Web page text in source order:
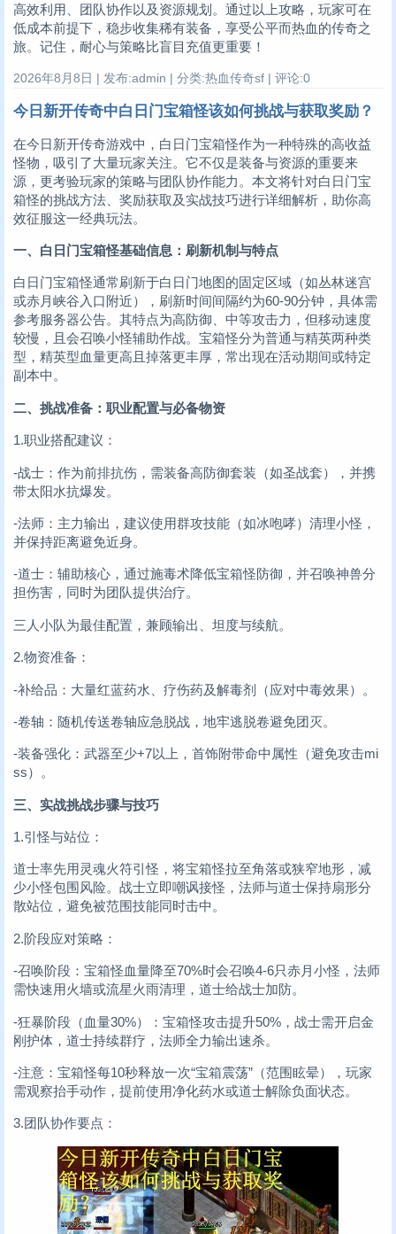
高效利用、团队协作以及资源规划。通过以上攻略，玩家可在
低成本前提下，稳步收集稀有装备，享受公平而热血的传奇之
旅。记住，耐心与策略比盲目充值更重要！
2026年8月8日 | 发布:admin | 分类:热血传奇sf | 评论:0
今日新开传奇中白日门宝箱怪该如何挑战与获取奖励？
在今日新开传奇游戏中，白日门宝箱怪作为一种特殊的高收益
怪物，吸引了大量玩家关注。它不仅是装备与资源的重要来
源，更考验玩家的策略与团队协作能力。本文将针对白日门宝
箱怪的挑战方法、奖励获取及实战技巧进行详细解析，助你高
效征服这一经典玩法。
一、白日门宝箱怪基础信息：刷新机制与特点
白日门宝箱怪通常刷新于白日门地图的固定区域（如丛林迷宫
或赤月峡谷入口附近），刷新时间间隔约为60-90分钟，具体需
参考服务器公告。其特点为高防御、中等攻击力，但移动速度
较慢，且会召唤小怪辅助作战。宝箱怪分为普通与精英两种类
型，精英型血量更高且掉落更丰厚，常出现在活动期间或特定
副本中。
二、挑战准备：职业配置与必备物资
1.职业搭配建议：
-战士：作为前排抗伤，需装备高防御套装（如圣战套），并携
带太阳水抗爆发。
-法师：主力输出，建议使用群攻技能（如冰咆哮）清理小怪，
并保持距离避免近身。
-道士：辅助核心，通过施毒术降低宝箱怪防御，并召唤神兽分
担伤害，同时为团队提供治疗。
三人小队为最佳配置，兼顾输出、坦度与续航。
2.物资准备：
-补给品：大量红蓝药水、疗伤药及解毒剂（应对中毒效果）。
-卷轴：随机传送卷轴应急脱战，地牢逃脱卷避免团灭。
-装备强化：武器至少+7以上，首饰附带命中属性（避免攻击mi
ss）。
三、实战挑战步骤与技巧
1.引怪与站位：
道士率先用灵魂火符引怪，将宝箱怪拉至角落或狭窄地形，减
少小怪包围风险。战士立即嘲讽接怪，法师与道士保持扇形分
散站位，避免被范围技能同时击中。
2.阶段应对策略：
-召唤阶段：宝箱怪血量降至70%时会召唤4-6只赤月小怪，法师
需快速用火墙或流星火雨清理，道士给战士加防。
-狂暴阶段（血量30%）：宝箱怪攻击提升50%，战士需开启金
刚护体，道士持续群疗，法师全力输出速杀。
-注意：宝箱怪每10秒释放一次“宝箱震荡”（范围眩晕），玩家
需观察抬手动作，提前使用净化药水或道士解除负面状态。
3.团队协作要点：